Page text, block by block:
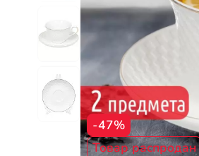
-47%
Товар распродан